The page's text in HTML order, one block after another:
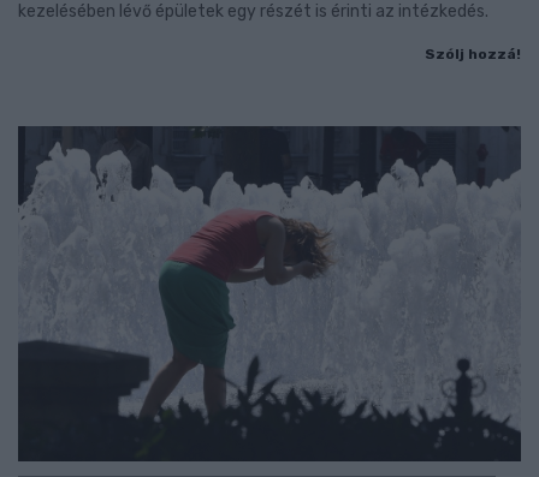
kezelésében lévő épületek egy részét is érinti az intézkedés.
Szólj hozzá!